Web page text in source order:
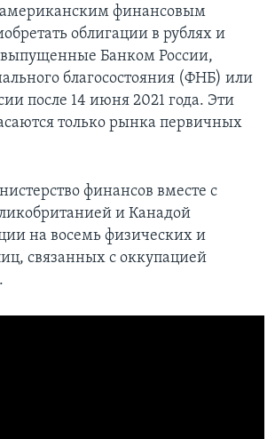
финансовым
облигации в рублях и
Банком России,
благосостояния (ФНБ) или
после 14 июня 2021 года. Эти
только рынка первичных
финансов вместе с
и Канадой
на восемь физических и
связанных с оккупацией